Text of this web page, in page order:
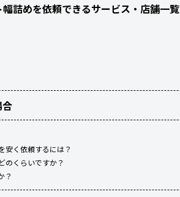
詰めを依頼できるサービス・店舗一覧
安く依頼するには？
のくらいですか？
？